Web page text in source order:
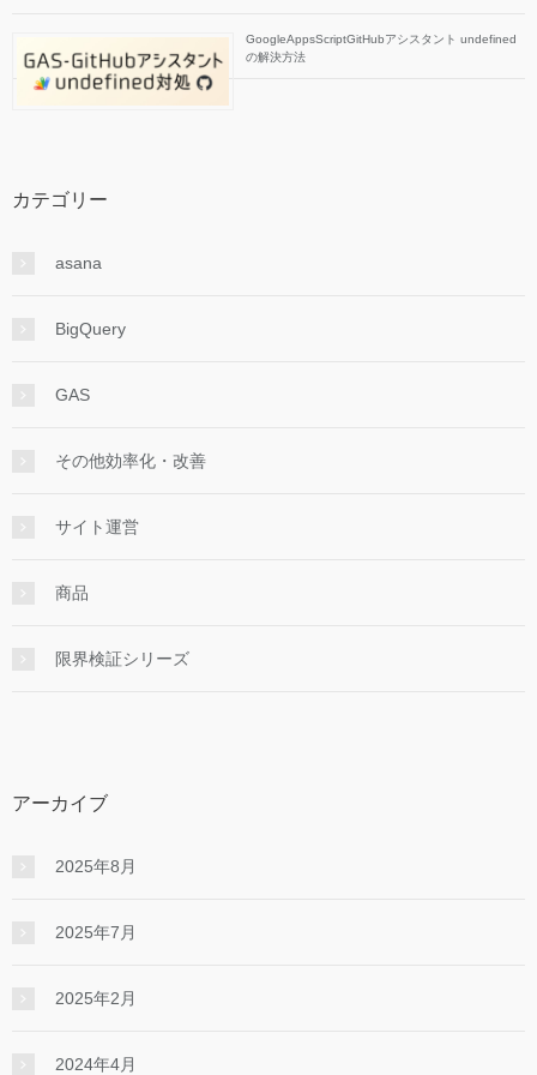
GoogleAppsScriptGitHubアシスタント undefined
の解決方法
カテゴリー
asana
BigQuery
GAS
その他効率化・改善
サイト運営
商品
限界検証シリーズ
アーカイブ
2025年8月
2025年7月
2025年2月
2024年4月